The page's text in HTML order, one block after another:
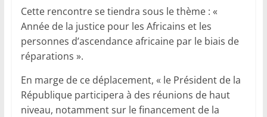
Cette rencontre se tiendra sous le thème : «
Année de la justice pour les Africains et les
personnes d’ascendance africaine par le biais de
réparations ».
En marge de ce déplacement, « le Président de la
République participera à des réunions de haut
niveau, notamment sur le financement de la